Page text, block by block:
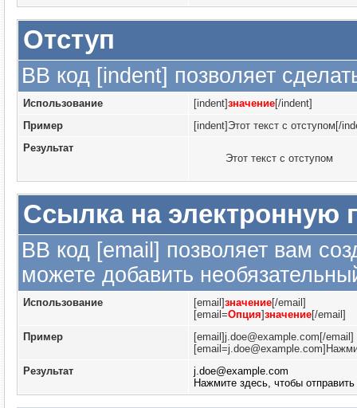
Отступ
BB код [indent] позволяет
Использование [indent]значение[/indent]
Пример
[indent]Этот текст с отступом[/
Результат
Этот текст с отступом
Ссылка на электронную
BB код [email] позволяет вам
можете добавить
Использование [email]значение[/email]
[email=Опция]значение[/email]
Пример
[email]j.doe@example.com[/email]
Результат
j.doe@example.com
Нажмите здесь, чтобы